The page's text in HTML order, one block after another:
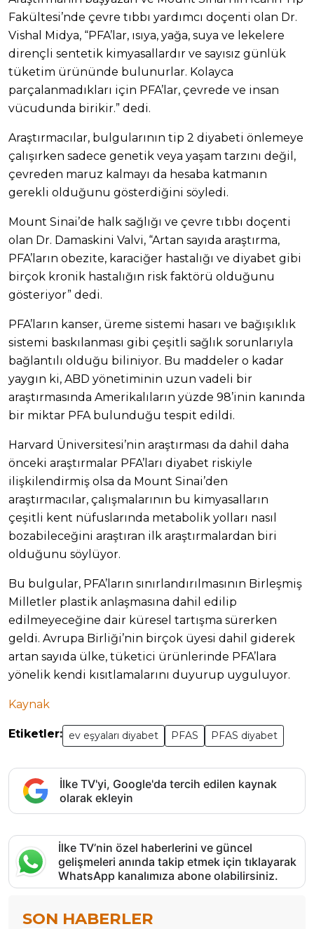
Fakültesi’nde çevre tıbbı yardımcı doçenti olan Dr.
Vishal Midya, “PFA’lar, ısıya, yağa, suya ve lekelere
dirençli sentetik kimyasallardır ve sayısız günlük
tüketim ürününde bulunurlar. Kolayca
parçalanmadıkları için PFA’lar, çevrede ve insan
vücudunda birikir.” dedi.
Araştırmacılar, bulgularının tip 2 diyabeti önlemeye
çalışırken sadece genetik veya yaşam tarzını değil,
çevreden maruz kalmayı da hesaba katmanın
gerekli olduğunu gösterdiğini söyledi.
Mount Sinai’de halk sağlığı ve çevre tıbbı doçenti
olan Dr. Damaskini Valvi, “Artan sayıda araştırma,
PFA’ların obezite, karaciğer hastalığı ve diyabet gibi
birçok kronik hastalığın risk faktörü olduğunu
gösteriyor” dedi.
PFA’ların kanser, üreme sistemi hasarı ve bağışıklık
sistemi baskılanması gibi çeşitli sağlık sorunlarıyla
bağlantılı olduğu biliniyor. Bu maddeler o kadar
yaygın ki, ABD yönetiminin uzun vadeli bir
araştırmasında Amerikalıların yüzde 98’inin kanında
bir miktar PFA bulunduğu tespit edildi.
Harvard Üniversitesi’nin araştırması da dahil daha
önceki araştırmalar PFA’ları diyabet riskiyle
ilişkilendirmiş olsa da Mount Sinai’den
araştırmacılar, çalışmalarının bu kimyasalların
çeşitli kent nüfuslarında metabolik yolları nasıl
bozabileceğini araştıran ilk araştırmalardan biri
olduğunu söylüyor.
Bu bulgular, PFA’ların sınırlandırılmasının Birleşmiş
Milletler plastik anlaşmasına dahil edilip
edilmeyeceğine dair küresel tartışma sürerken
geldi. Avrupa Birliği’nin birçok üyesi dahil giderek
artan sayıda ülke, tüketici ürünlerinde PFA’lara
yönelik kendi kısıtlamalarını duyurup uyguluyor.
Kaynak
Etiketler: ev eşyaları diyabet PFAS PFAS diyabet
İlke TV'yi, Google'da tercih edilen kaynak
olarak ekleyin
İlke TV’nin özel haberlerini ve güncel
gelişmeleri anında takip etmek için tıklayarak
WhatsApp kanalımıza abone olabilirsiniz.
SON HABERLER